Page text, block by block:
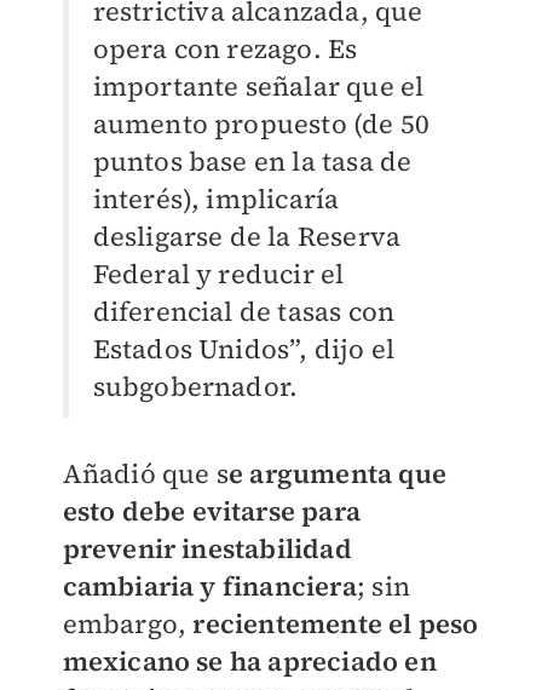
restrictiva alcanzada, que
opera con rezago. Es
importante señalar que el
aumento propuesto (de 50
puntos base en la tasa de
interés), implicaría
desligarse de la Reserva
Federal y reducir el
diferencial de tasas con
Estados Unidos”, dijo el
subgobernador.
Añadió que se argumenta que
esto debe evitarse para
prevenir inestabilidad
cambiaria y financiera; sin
embargo,recientemente el peso
mexicano se ha apreciado en